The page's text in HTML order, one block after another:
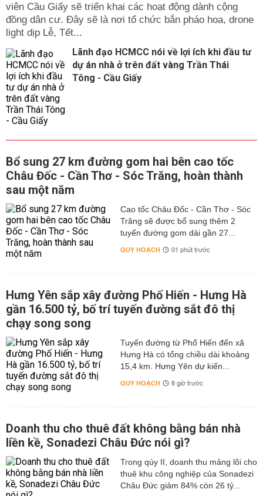
viên Cầu Giấy sẽ triển khai các hoạt động dành cộng
đồng dân cư. Đây sẽ là nơi tổ chức bắn pháo hoa, drone
light dịp Lễ, Tết...
Lãnh đạo HCMCC nói về lợi ích khi đầu tư
dự án nhà ở trên đất vàng Trần Thái
Tông - Cầu Giấy
Bổ sung 27 km đường gom hai bên cao tốc
Châu Đốc - Cần Thơ - Sóc Trăng, hoàn thành
sau một năm
Cao tốc Châu Đốc - Cần Thơ - Sóc
Trăng sẽ được bổ sung thêm 2
tuyến đường gom dài gần 27...
QUY HOẠCH 01 phút trước
Hưng Yên sắp xây đường Phố Hiến - Hưng Hà
gần 16.500 tỷ, bố trí tuyến đường sắt đô thị
chạy song song
Tuyến đường từ Phố Hiến đến xã
Hưng Hà có tổng chiều dài khoảng
15,4 km. Hưng Yên dự kiến...
QUY HOẠCH 8 giờ trước
Doanh thu cho thuê đất không bằng bán nhà
liền kề, Sonadezi Châu Đức nói gì?
Trong qúy II, doanh thu mảng lõi cho
thuê khu công nghiệp của Sonadezi
Châu Đức giảm 84% còn 26 tỷ...